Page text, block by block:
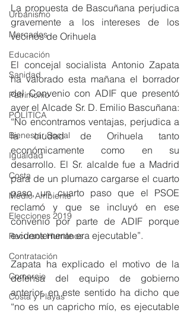
Urbanismo
Mercados
Educación
Sanidad
Patrimonio
POLÍTICA
Bienestar Social
Igualdad
Costa
Medio Ambiente
Elecciones 2019
Recursos Humanos
Contratación
Comercio
Costa y Playas
La propuesta de Bascuñana perjudica
gravemente a los intereses de los
vecinos de Orihuela
El concejal socialista Antonio Zapata
ha valorado esta mañana el borrador
del Convenio con ADIF que presentó
ayer el Alcade Sr. D. Emilio Bascuñana:
“No encontramos ventajas, perjudica a
la ciudad de Orihuela tanto
económicamente como en su
desarrollo. El Sr. alcalde fue a Madrid
para de un plumazo cargarse el cuarto
paso, un cuarto paso que el PSOE
reclamó y que se incluyó en ese
convenio por parte de ADIF porque
evidentemente era ejecutable”.
Zapata ha explicado el motivo de la
defensa del equipo de gobierno
anterior, en este sentido ha dicho que
“no es un capricho mío, es ejecutable